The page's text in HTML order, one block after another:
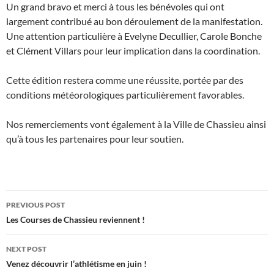
Un grand bravo et merci à tous les bénévoles qui ont
largement contribué au bon déroulement de la manifestation.
Une attention particulière à Evelyne Decullier, Carole Bonche
et Clément Villars pour leur implication dans la coordination.
Cette édition restera comme une réussite, portée par des
conditions météorologiques particulièrement favorables.
Nos remerciements vont également à la Ville de Chassieu ainsi
qu’à tous les partenaires pour leur soutien.
Post
navigation
PREVIOUS POST
Les Courses de Chassieu reviennent !
NEXT POST
Venez découvrir l’athlétisme en juin !